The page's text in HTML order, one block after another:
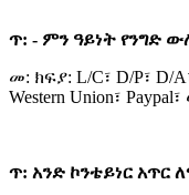
ጥ: - ምን ዓይነት የንግድ
መ: ክፍያ: L/C፣ D/P፣ D/
Western Union፣
ጥ: አንድ ኮንቴይነር አጥር